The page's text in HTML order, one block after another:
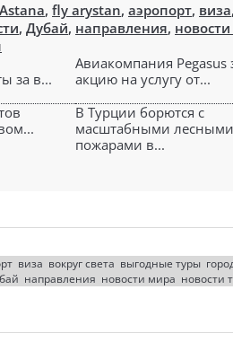
, fly arystan, аэропорт, виза,
, Дубай, направления,
за в...
Авиакомпания Pegasus
акцию на услугу от...
В Турции борются с
масштабными лесными
пожарами в...
виза вокруг света выгодные туры
направления новости мира новости